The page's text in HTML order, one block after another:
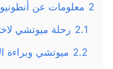
2 معلومات عن
2.1 رحلة ميوتشي
2.2 ميوتشي وبراءة